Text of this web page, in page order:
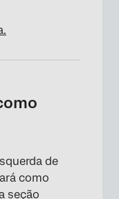
de
como
seção